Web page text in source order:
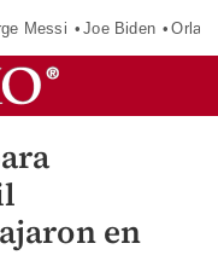
Messi Joe Biden
en